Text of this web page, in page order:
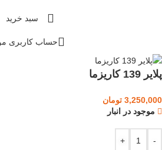
سبد خرید
حساب کاربری
پلایر 139 کاریزما
3,250,000 تومان
موجود در انبار
-
+